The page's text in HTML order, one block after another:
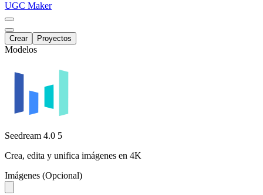
UGC Maker
Crear Proyectos
Modelos
Seedream 4.0 5
Crea, edita y unifica imágenes en 4K
Imágenes (Opcional)